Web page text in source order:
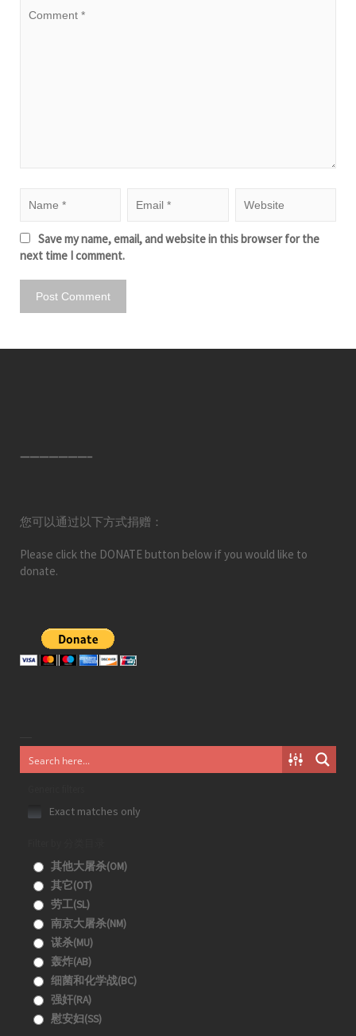
Save my name, email, and website in this browser for the
next time I comment.
———————–
您可以通过以下方式捐赠：
Please click the DONATE button below if you would like to
donate.
Exact matches only
其他大屠杀(OM)
其它(OT)
劳工(SL)
南京大屠杀(NM)
谋杀(MU)
轰炸(AB)
细菌和化学战(BC)
强奸(RA)
慰安妇(SS)